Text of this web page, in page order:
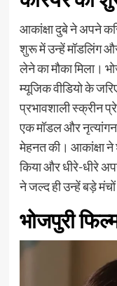
आकांक्षा दुबे ने अपने
शुरू में उन्हें मॉडलिंग
लेने का मौका मिला।
म्यूजिक वीडियो के
प्रभावशाली स्क्रीन
एक मॉडल और
मेहनत की। आकांक्षा
किया और धीरे-धीरे
ने जल्द ही उन्हें बड़े
भोजपुरी